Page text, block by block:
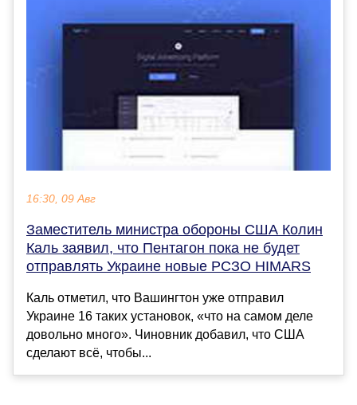
16:30, 09 Авг
Заместитель министра обороны США Колин
Каль заявил, что Пентагон пока не будет
отправлять Украине новые РСЗО HIMARS
Каль отметил, что Вашингтон уже отправил
Украине 16 таких установок, «что на самом деле
довольно много». Чиновник добавил, что США
сделают всё, чтобы...